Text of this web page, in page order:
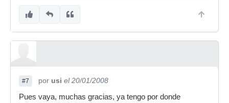
#7 por usi el 20/01/2008
Pues vaya, muchas gracias, ya tengo por donde